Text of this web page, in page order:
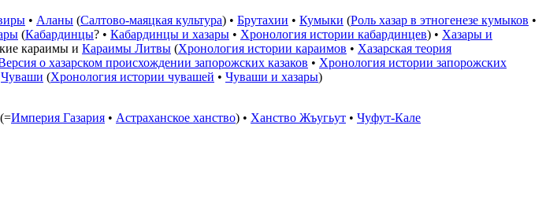
• Аланы (Салтово-маяцкая культура) • Брутахии • Кумыки (Роль хазар в этногенезе кумыков •
(Кабардинцы? • Кабардинцы и хазары • Хронология истории кабардинцев) • Хазары и
караимы и Караимы Литвы (Хронология истории караимов • Хазарская теория
о хазарском происхождении запорожских казаков • Хронология истории запорожских
Чуваши (Хронология истории чувашей • Чуваши и хазары)
(=Империя Газария • Астраханское ханство) • Ханство Жъугьут • Чуфут-Кале